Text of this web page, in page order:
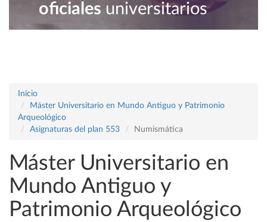
oficiales universitarios
Inicio
Máster Universitario en Mundo Antiguo y Patrimonio
Arqueológico
Asignaturas del plan 553
Numismática
Máster Universitario en
Mundo Antiguo y
Patrimonio Arqueológico